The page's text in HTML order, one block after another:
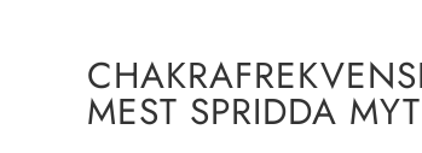
MEST SPRIDDA